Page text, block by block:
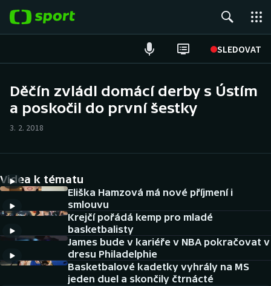
SLEDOVAT
Hokej
Cyklistika
DALŠÍ SPORTY
Americký fotbal
Baseball a softbal
NEPŘEHLÉDNĚTE
Děčín zvládl domácí derby s Ústím
a poskočil do první šestky
3. 2. 2018
Videa k tématu
Eliška Hamzová má nové příjmení i
smlouvu
Krejčí pořádá kemp pro mladé
basketbalisty
James bude v kariéře v NBA pokračovat v
dresu Philadelphie
Basketbalové kadetky vyhrály na MS
jeden duel a skončily čtrnácté